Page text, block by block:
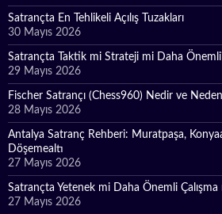
Satrançta En Tehlikeli Açılış Tuzakları
30 Mayıs 2026
Satrançta Taktik mi Strateji mi Daha
29 Mayıs 2026
Fischer Satrançı (Chess960) Nedir ve
28 Mayıs 2026
Antalya Satranç Rehberi: Muratpaşa,
Döşemealtı
27 Mayıs 2026
Satrançta Yetenek mi Daha Önemli Çalışma
27 Mayıs 2026